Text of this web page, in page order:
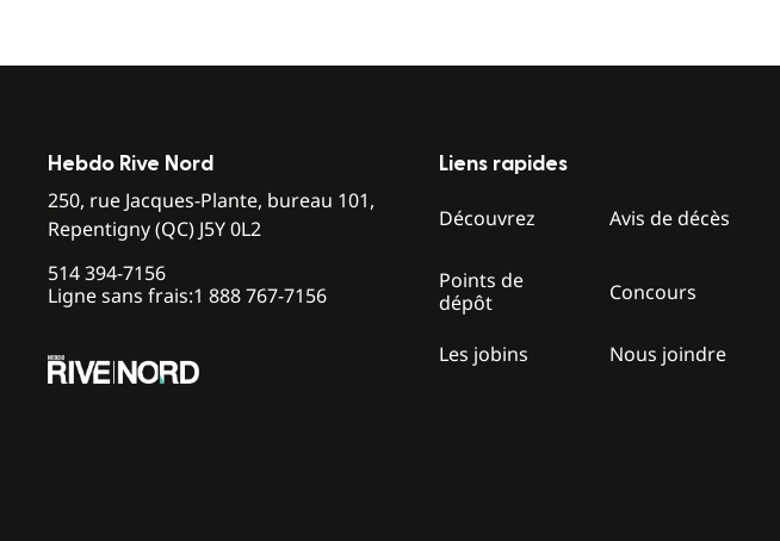
Hebdo Rive Nord
250, rue Jacques-Plante, bureau 101,
Repentigny (QC) J5Y 0L2
514 394-7156
Ligne sans frais:1 888 767-7156
Liens rapides
Découvrez Avis de décès
Points de
dépôt
Concours
Les jobins Nous joindre